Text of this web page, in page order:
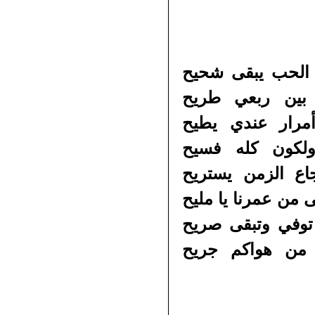
الحب يبقى شحيح
بين ربعي طريح
عندي يطيح
كله فسيح
الزمن يستريح
من عمرنا يا مليح
وتبقى صريح
من هواكم جريح